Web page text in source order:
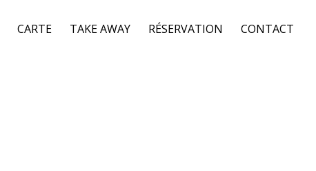
CARTE TAKE AWAY RÉSERVATION CONTACT